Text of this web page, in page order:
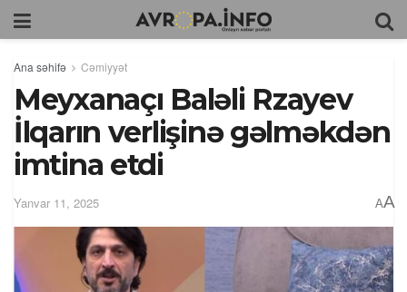
Ana səhifə Cəmiyyət
Meyxanaçı Baləli Rzayev
İlqarın verlişinə gəlməkdən
imtina etdi
Yanvar 11, 2025 AA